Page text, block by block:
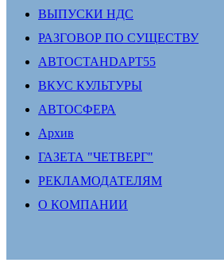
ВЫПУСКИ НДС
РАЗГОВОР ПО СУЩЕСТВУ
АВТОСТАНDАРТ55
ВКУС КУЛЬТУРЫ
АВТОСФЕРА
Архив
ГАЗЕТА "ЧЕТВЕРГ"
РЕКЛАМОДАТЕЛЯМ
О КОМПАНИИ